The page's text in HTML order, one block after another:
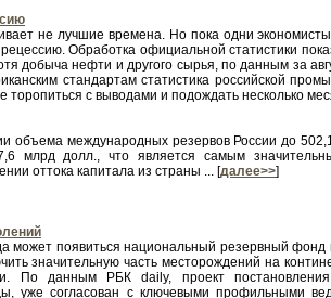
не лучшие времена. Но пока одни
Обработка официальной статистики
добыча нефти и другого сырья, по данным за
стандартам статистика российской
торопиться с выводами и подождать несколько
объема международных резервов России до
млрд долл., что является самым
оттока капитала из страны ... [далее>>]
может появиться национальный резервный
значительную часть месторождений на
По данным РБК daily, проект
уже согласован с ключевыми профильными